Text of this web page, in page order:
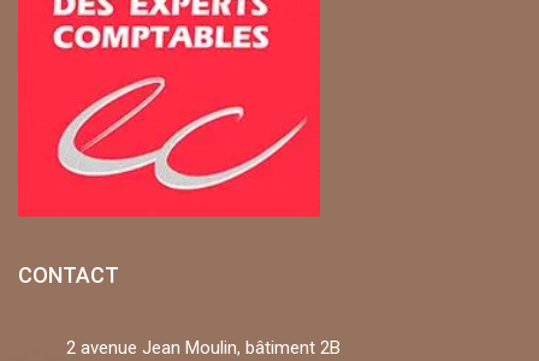
CONTACT
2 avenue Jean Moulin, bâtiment 2B